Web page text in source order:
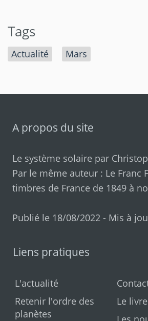
Tags
Actualité Mars
A propos du site
Le système solaire par
Par le même auteur : Le Franc
timbres de France de 1849 à
Publié le 18/08/2022 - Mis à
Liens pratiques
L'actualité
Retenir l'ordre des
planètes
Le